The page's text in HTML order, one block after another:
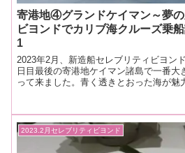
寄港地④グランドケイマン～夢
ビヨンドでカリブ海クルーズ乗
1
2023年2月、新造船セレブリティビヨン
日目最後の寄港地ケイマン諸島で一番
って来ました。青く透きとおった海が魅
2023.2月セレブリティビヨンド